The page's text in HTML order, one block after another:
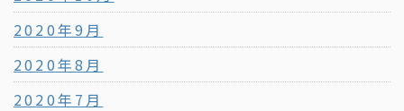
2020年9月
2020年8月
2020年7月